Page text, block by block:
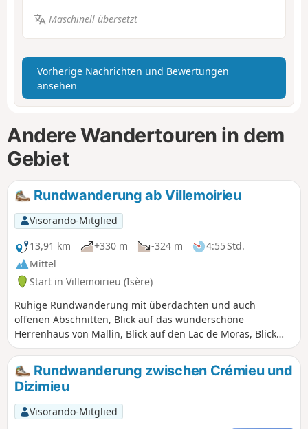
Maschinell übersetzt
Vorherige Nachrichten und Bewertungen
ansehen
Andere Wandertouren in dem
Gebiet
Rundwanderung ab Villemoirieu
Visorando-Mitglied
13,91 km
+330 m -324 m
4:55 Std.
Mittel
Start in Villemoirieu (Isère)
Ruhige Rundwanderung mit überdachten und auch
offenen Abschnitten, Blick auf das wunderschöne
Herrenhaus von Mallin, Blick auf den Lac de Moras, Blick
auf die Alpen, Durchquerung von Weilern mit alten
Steinhäusern, in einer Höhle versteckte Quelle.
Rundwanderung zwischen Crémieu und
Dizimieu
Visorando-Mitglied